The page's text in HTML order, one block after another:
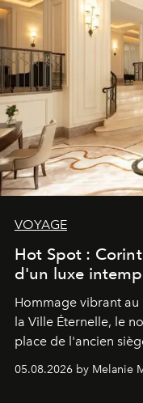
VOYAGE
Hot Spot :
d'un luxe
Hommage vibrant
la Ville Éternelle, le
place de l'ancien
de vivre Romain
05.08.2026 by Melanie